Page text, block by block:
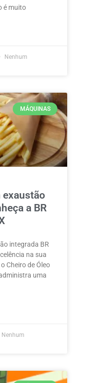
é muito
Nenhum
MÁQUINAS
exaustão
a BR
integrada BR
na sua
Cheiro de Óleo
uma
Nenhum